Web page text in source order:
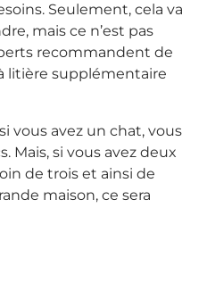
Seulement, cela va
mais ce n’est pas
recommandent de
litière supplémentaire
vous avez un chat, vous
Mais, si vous avez deux
de trois et ainsi de
maison, ce sera